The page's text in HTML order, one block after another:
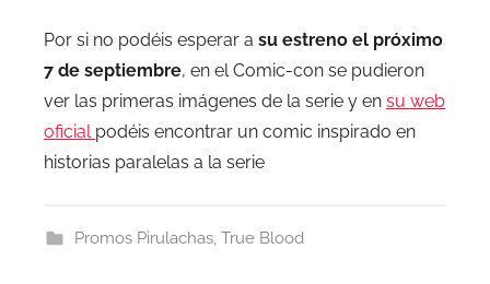
Por si no podéis esperar a su estreno el próximo
7 de septiembre, en el Comic-con se pudieron
ver las primeras imágenes de la serie y en su web
oficial podéis encontrar un comic inspirado en
historias paralelas a la serie
Promos Pirulachas, True Blood